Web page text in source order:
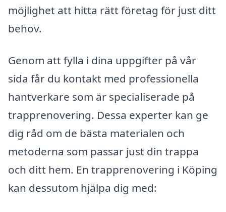
möjlighet att hitta rätt företag för just ditt
behov.
Genom att fylla i dina uppgifter på vår
sida får du kontakt med professionella
hantverkare som är specialiserade på
trapprenovering. Dessa experter kan ge
dig råd om de bästa materialen och
metoderna som passar just din trappa
och ditt hem. En trapprenovering i Köping
kan dessutom hjälpa dig med: